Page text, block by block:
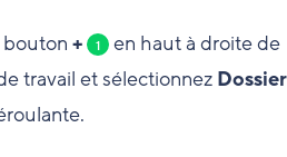
+ 1
en haut à droite de
travail et sélectionnez Dossier